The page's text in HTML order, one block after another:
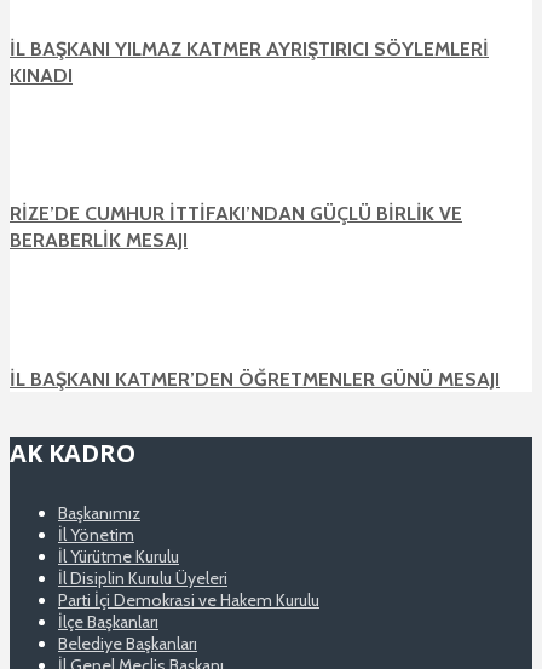
İL BAŞKANI YILMAZ KATMER AYRIŞTIRICI SÖYLEMLERİ
KINADI
RİZE’DE CUMHUR İTTİFAKI’NDAN GÜÇLÜ BİRLİK VE
BERABERLİK MESAJI
İL BAŞKANI KATMER’DEN ÖĞRETMENLER GÜNÜ MESAJI
AK KADRO
Başkanımız
İl Yönetim
İl Yürütme Kurulu
İl Disiplin Kurulu Üyeleri
Parti İçi Demokrasi ve Hakem Kurulu
İlçe Başkanları
Belediye Başkanları